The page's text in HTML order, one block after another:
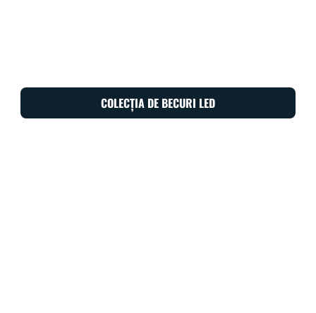
COLECȚIA DE BECURI LED